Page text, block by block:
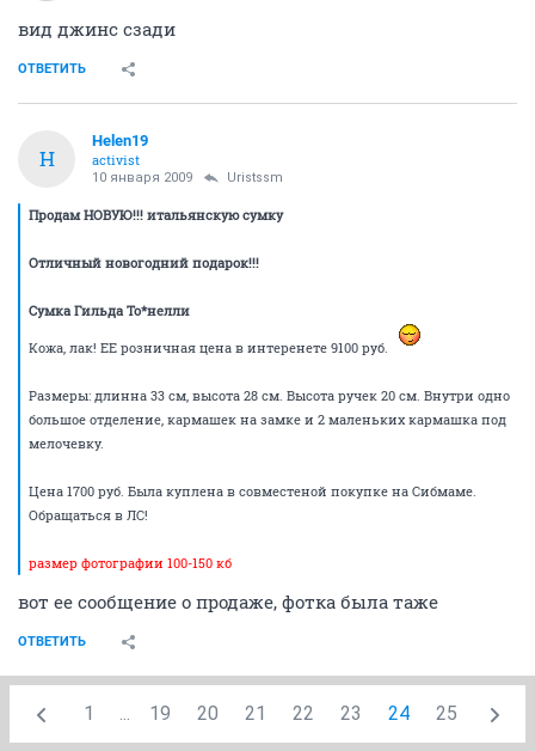
вид джинс сзади
ОТВЕТИТЬ
H
Helen19
activist
10 января 2009 Uristssm
Продам НОВУЮ!!! итальянскую сумку
Отличный новогодний подарок!!!
Сумка Гильда То*нелли
Кожа, лак! ЕЕ розничная цена в интеренете 9100 руб.
Размеры: длинна 33 см, высота 28 см. Высота ручек 20 см. Внутри одно
большое отделение, кармашек на замке и 2 маленьких кармашка под
мелочевку.
Цена 1700 руб. Была куплена в совместеной покупке на Сибмаме.
Обращаться в ЛС!
размер фотографии 100-150 кб
вот ее сообщение о продаже, фотка была таже
ОТВЕТИТЬ
1 ... 19 20 21 22 23 24 25